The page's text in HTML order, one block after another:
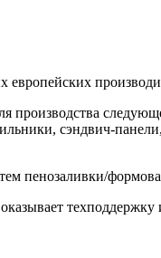
производства
сэндвич-
пенозаливки/
техподдержку